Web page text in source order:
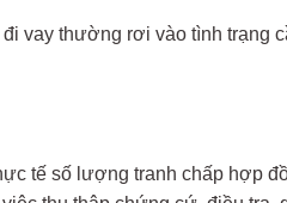
vay thường rơi vào tình trạng
tế số lượng tranh chấp hợp